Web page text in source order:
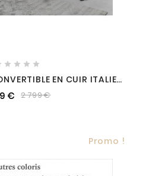
   
EN CUIR ITALIEN
(VU DE FACE)
€ 2 799 €
Promo !